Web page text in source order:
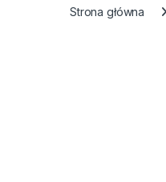
Strona główna